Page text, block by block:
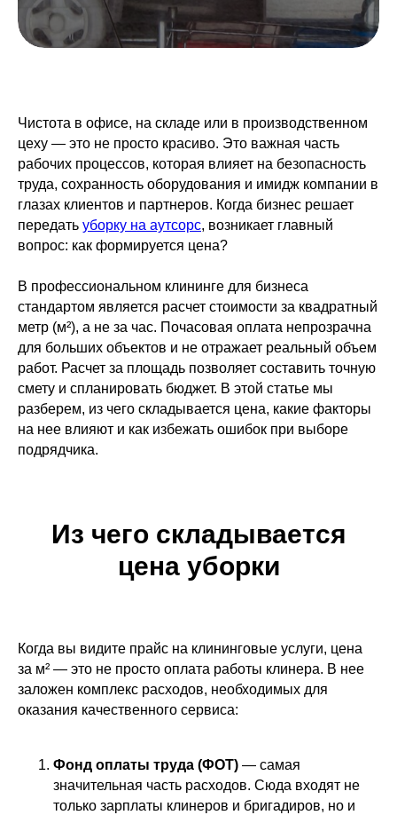
Чистота в офисе, на складе или в производственном
цеху — это не просто красиво. Это важная часть
рабочих процессов, которая влияет на безопасность
труда, сохранность оборудования и имидж компании в
глазах клиентов и партнеров. Когда бизнес решает
передать уборку на аутсорс, возникает главный
вопрос: как формируется цена?
В профессиональном клининге для бизнеса
стандартом является расчет стоимости за квадратный
метр (м²), а не за час. Почасовая оплата непрозрачна
для больших объектов и не отражает реальный объем
работ. Расчет за площадь позволяет составить точную
смету и спланировать бюджет. В этой статье мы
разберем, из чего складывается цена, какие факторы
на нее влияют и как избежать ошибок при выборе
подрядчика.
Из чего складывается
цена уборки
Когда вы видите прайс на клининговые услуги, цена
за м² — это не просто оплата работы клинера. В нее
заложен комплекс расходов, необходимых для
оказания качественного сервиса:
Фонд оплаты труда (ФОТ) — самая
значительная часть расходов. Сюда входят не
только зарплаты клинеров и бригадиров, но и